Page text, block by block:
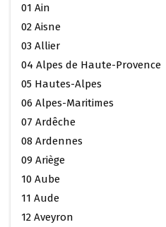
01 Ain
02 Aisne
03 Allier
04 Alpes de Haute-Provence
05 Hautes-Alpes
06 Alpes-Maritimes
07 Ardêche
08 Ardennes
09 Ariège
10 Aube
11 Aude
12 Aveyron